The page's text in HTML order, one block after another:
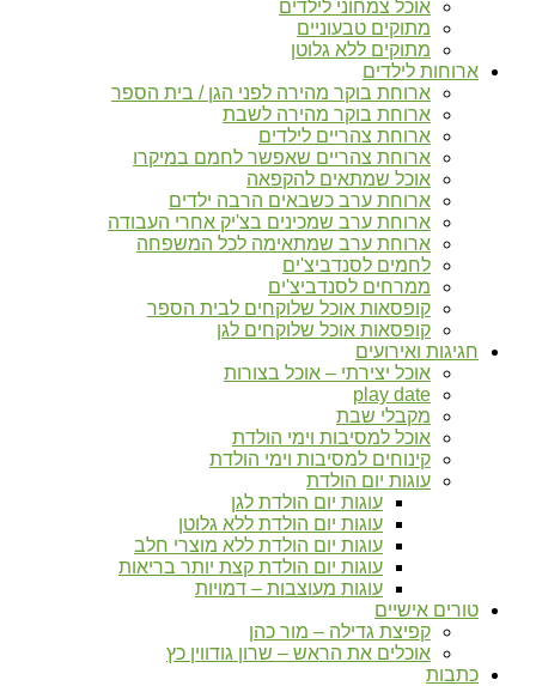
אוכל צמחוני לילדים
מתוקים טבעוניים
מתוקים ללא גלוטן
ארוחות לילדים
ארוחת בוקר מהירה לפני הגן / בית הספר
ארוחת בוקר מהירה לשבת
ארוחת צהריים לילדים
ארוחת צהריים שאפשר לחמם במיקרו
אוכל שמתאים להקפאה
ארוחת ערב כשבאים הרבה ילדים
ארוחת ערב שמכינים בצ'יק אחרי העבודה
ארוחת ערב שמתאימה לכל המשפחה
לחמים לסנדביצ'ים
ממרחים לסנדביצ'ים
קופסאות אוכל שלוקחים לבית הספר
קופסאות אוכל שלוקחים לגן
חגיגות ואירועים
אוכל יצירתי – אוכל בצורות
play date
מקבלי שבת
אוכל למסיבות וימי הולדת
קינוחים למסיבות וימי הולדת
עוגות יום הולדת
עוגות יום הולדת לגן
עוגות יום הולדת ללא גלוטן
עוגות יום הולדת ללא מוצרי חלב
עוגות יום הולדת קצת יותר בריאות
עוגות מעוצבות – דמויות
טורים אישיים
קפיצת גדילה – מור כהן
אוכלים את הראש – שרון גודווין כץ
כתבות